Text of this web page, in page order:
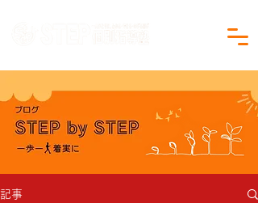
記事